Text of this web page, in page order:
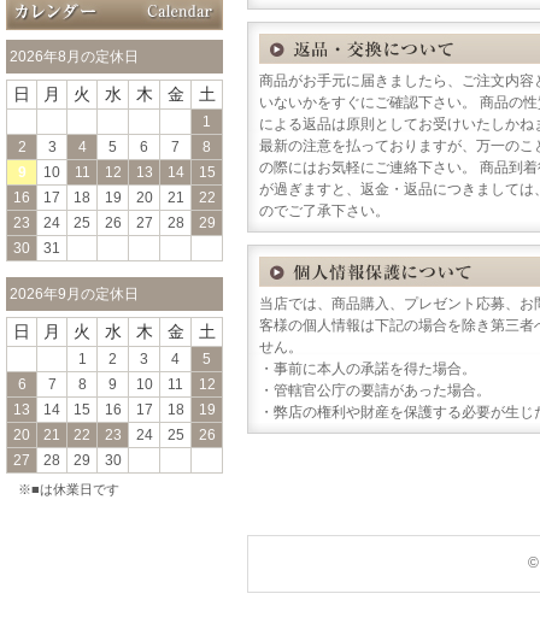
2026年8月の定休日
日 月 火 水 木 金 土
1
2
3 4 5 6 7
8
9
10 11 12 13 14
15
16
17 18 19 20 21
22
23
24 25 26 27 28
29
30
31
2026年9月の定休日
日 月 火 水 木 金 土
1 2 3 4
5
6
7 8 9 10 11
12
13
14 15 16 17 18
19
20
21 22 23 24 25
26
27
28 29 30
※■は休業日です
商品がお手元に届きましたら、ご注文内
いないかをすぐにご確認下さい。 商品の
による返品は原則としてお受けいたしか
最新の注意を払っておりますが、万一の
の際にはお気軽にご連絡下さい。 商品到
が過ぎますと、返金・返品につきまして
のでご了承下さい。
当店では、商品購入、プレゼント応募、
客様の個人情報は下記の場合を除き第三
せん。
・事前に本人の承諾を得た場合。
・管轄官公庁の要請があった場合。
・弊店の権利や財産を保護する必要が生じ
©